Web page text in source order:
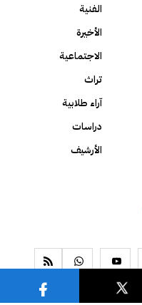
الفنية
الأخيرة
الاجتماعية
تراث
آراء طلابية
دراسات
الأرشيف